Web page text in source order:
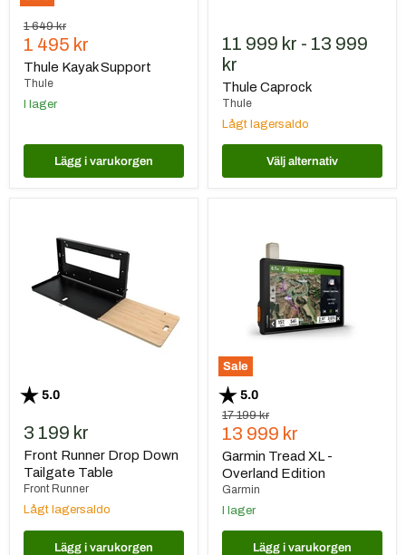
Ursprungspris
1 649 kr
Nuvarande
pris
1 495 kr
Thule Kayak Support
Thule
I lager
Lägg i varukorgen
11 999 kr - 13 999
kr
Thule Caprock
Thule
Lågt lagersaldo
Välj alternativ
Tailgate
Table
Betyg:
5.0
3 199 kr
Front Runner Drop Down
Tailgate Table
Front Runner
Lågt lagersaldo
Lägg i varukorgen
Sale
Overland
Betyg:
5.0
Ursprungspris
17 199 kr
Nuvarande
pris
13 999 kr
Garmin Tread XL -
Overland Edition
Garmin
I lager
Lägg i varukorgen